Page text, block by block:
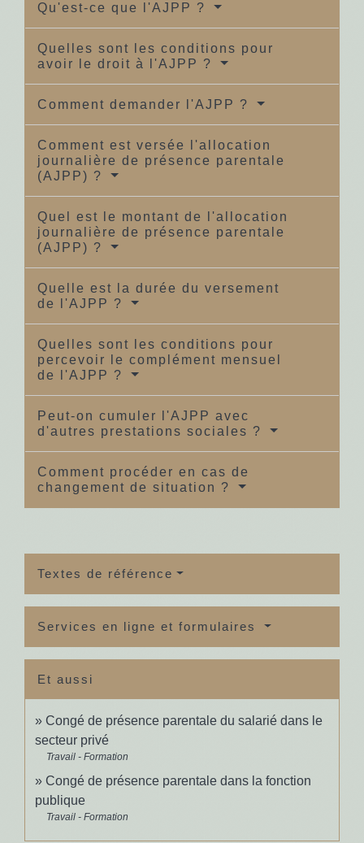
Qu'est-ce que l'AJPP ?
Quelles sont les conditions pour
avoir le droit à l'AJPP ?
Comment demander l'AJPP ?
Comment est versée l'allocation
journalière de présence parentale
(AJPP) ?
Quel est le montant de l'allocation
journalière de présence parentale
(AJPP) ?
Quelle est la durée du versement
de l'AJPP ?
Quelles sont les conditions pour
percevoir le complément mensuel
de l'AJPP ?
Peut-on cumuler l'AJPP avec
d'autres prestations sociales ?
Comment procéder en cas de
changement de situation ?
Textes de référence
Services en ligne et formulaires
Et aussi
Congé de présence parentale du salarié dans le
secteur privé
Travail - Formation
Congé de présence parentale dans la fonction
publique
Travail - Formation